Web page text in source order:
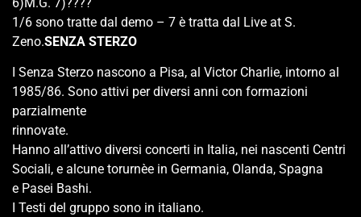
1/6 sono tratte dal demo – 7 è tratta dal Live at S.
Zeno.SENZA STERZO
I Senza Sterzo nascono a Pisa, al Victor Charlie, intorno al
1985/86. Sono attivi per diversi anni con formazioni
parzialmente
rinnovate.
Hanno all’attivo diversi concerti in Italia, nei nascenti Centri
Sociali, e alcune torurnèe in Germania, Olanda, Spagna
e Pasei Bashi.
I Testi del gruppo sono in italiano.